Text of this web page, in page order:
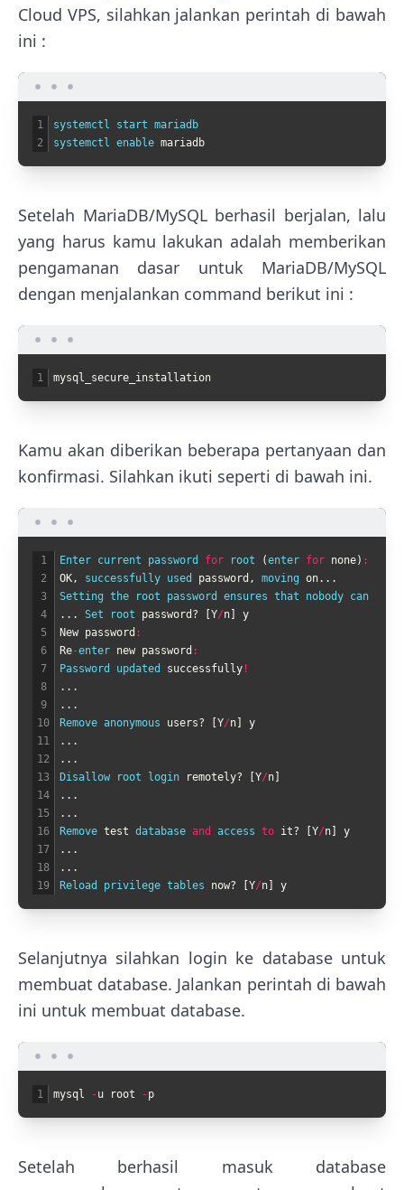
Cloud VPS, silahkan jalankan perintah di bawah
ini :
1
2
systemctl start mariadb
systemctl enable mariadb
Setelah MariaDB/MySQL berhasil berjalan, lalu
yang harus kamu lakukan adalah memberikan
pengamanan dasar untuk MariaDB/MySQL
dengan menjalankan command berikut ini :
1 mysql_secure_installation
Kamu akan diberikan beberapa pertanyaan dan
konfirmasi. Silahkan ikuti seperti di bawah ini.
1
2
3
4
5
6
7
8
9
10
11
12
13
14
15
16
17
18
19
Enter current password for root (enter for none) :
OK , successfully used password , moving on. . .
Setting the root password ensures that nobody can
. . . Set root password ? [Y/n]
y
New password :
Re-enter new password :
Password updated successfully !
. . .
. . .
Remove anonymous users? [Y/n]
y
. . .
. . .
Disallow
root login remotely? [Y/n]
. . .
. . .
Remove test database and access to it? [Y/n]
y
. . .
. . .
Reload privilege tables now? [Y/n] y
Selanjutnya silahkan login ke database untuk
membuat database. Jalankan perintah di bawah
ini untuk membuat database.
1 mysql -u root -p
Setelah berhasil masuk database